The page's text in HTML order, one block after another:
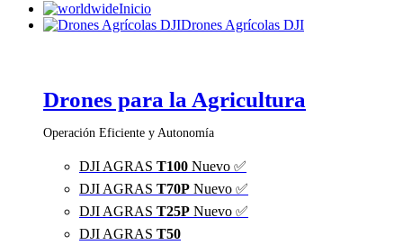
Inicio
Drones Agrícolas DJI
Drones para la Agricultura
Operación Eficiente y Autonomía
DJI AGRAS T100 Nuevo ✅
DJI AGRAS T70P Nuevo ✅
DJI AGRAS T25P Nuevo ✅
DJI AGRAS T50